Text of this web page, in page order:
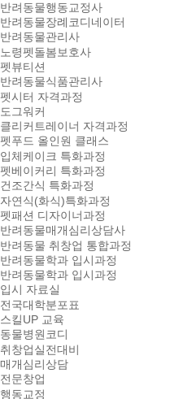
반려동물행동교정사
반려동물장례코디네이터
반려동물관리사
노령펫돌봄보호사
펫뷰티션
반려동물식품관리사
펫시터 자격과정
도그워커
클리커트레이너 자격과정
펫푸드 올인원 클래스
입체케이크 특화과정
펫베이커리 특화과정
건조간식 특화과정
자연식(화식)특화과정
펫패션 디자이너과정
반려동물매개심리상담사
반려동물 취창업 통합과정
반려동물학과 입시과정
반려동물학과 입시과정
입시 자료실
전국대학분포표
스킬UP 교육
동물병원코디
취창업실전대비
매개심리상담
전문창업
행동교정